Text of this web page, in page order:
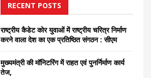
f
o
r
C
RECENT POSTS
राष्ट्रीय कैडेट कोर युवाओं में राष्ट्रीय चरित्र निर्माण
करने वाला देश का एक प्रतिष्ठित संगठन : सीएम
मुख्यमंत्री की मॉनिटरिंग में राहत एवं पुनर्निर्माण कार्य
तेज,